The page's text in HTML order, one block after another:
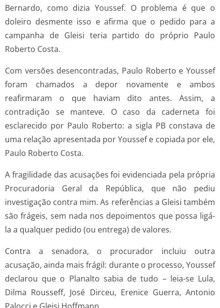
Bernardo, como dizia Youssef. O problema é que o
doleiro desmente isso e afirma que o pedido para a
campanha de Gleisi teria partido do próprio Paulo
Roberto Costa.
Com versões desencontradas, Paulo Roberto e Youssef
foram chamados a depor novamente e ambos
reafirmaram o que haviam dito antes. Assim, a
contradição se manteve. O caso da caderneta foi
esclarecido por Paulo Roberto: a sigla PB constava de
uma relação apresentada por Youssef e copiada por ele,
Paulo Roberto Costa.
A fragilidade das acusações foi evidenciada pela própria
Procuradoria Geral da República, que não pediu
investigação contra mim. As referências a Gleisi também
são frágeis, sem nada nos depoimentos que possa ligá-
la a qualquer pedido (ou entrega) de valores.
Contra a senadora, o procurador incluiu outra
acusação, ainda mais frágil: durante o processo, Youssef
declarou que o Planalto sabia de tudo – leia-se Lula,
Dilma Rousseff, José Dirceu, Erenice Guerra, Antonio